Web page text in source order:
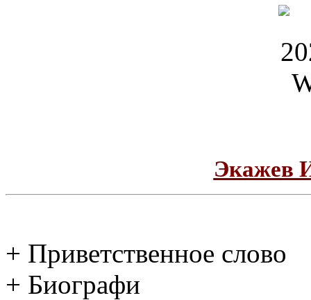
Экажев
+ Приветственное слово
+ Биографи